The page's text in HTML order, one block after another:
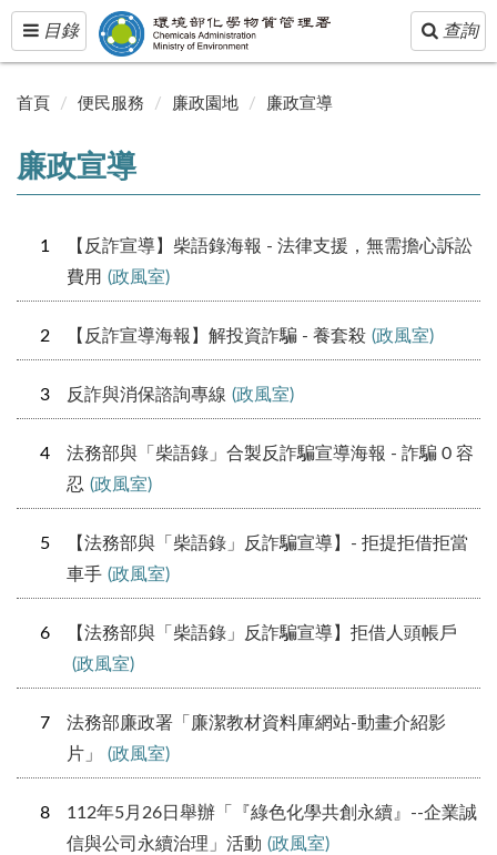
Toggle
navigation
目錄
Toggle
navigation
查詢
首頁 便民服務 廉政園地 廉政宣導
廉政宣導
1
【反詐宣導】柴語錄海報 - 法律支援，無需擔心訴訟
費用 (政風室)
2 【反詐宣導海報】解投資詐騙 - 養套殺 (政風室)
3 反詐與消保諮詢專線 (政風室)
4
法務部與「柴語錄」合製反詐騙宣導海報 - 詐騙 0 容
忍 (政風室)
5
【法務部與「柴語錄」反詐騙宣導】- 拒提拒借拒當
車手 (政風室)
6
【法務部與「柴語錄」反詐騙宣導】拒借人頭帳戶
(政風室)
7
法務部廉政署「廉潔教材資料庫網站-動畫介紹影
片」
(政風室)
8
112年5月26日舉辦「『綠色化學共創永續』--企業誠
信與公司永續治理」活動 (政風室)